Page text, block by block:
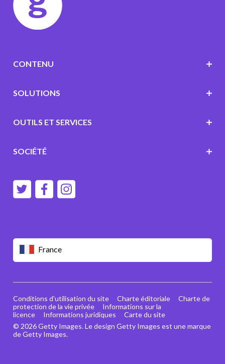
France
CONTENU
SOLUTIONS
OUTILS ET SERVICES
SOCIÉTÉ
© 2026 Getty Images. Le design Getty Images est une marque
de Getty Images.
Conditions d'utilisation du site Charte éditoriale
Charte de
protection de la vie privée
Informations sur la
licence
Informations juridiques Carte du site